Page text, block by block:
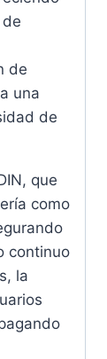
de
una
de
que
como
continuo
la